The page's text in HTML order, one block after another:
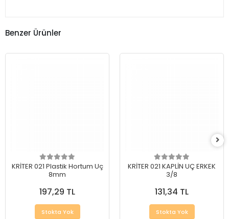
Benzer Ürünler
KRİTER 021 Plastik Hortum Uç
8mm
197,29 TL
Stokta Yok
KRİTER 021 KAPLİN UÇ ERKEK
3/8
131,34 TL
Stokta Yok